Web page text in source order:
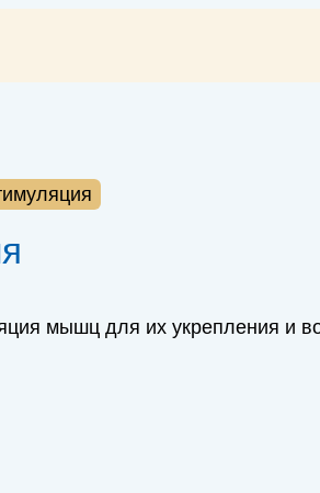
мышц для их укрепления и